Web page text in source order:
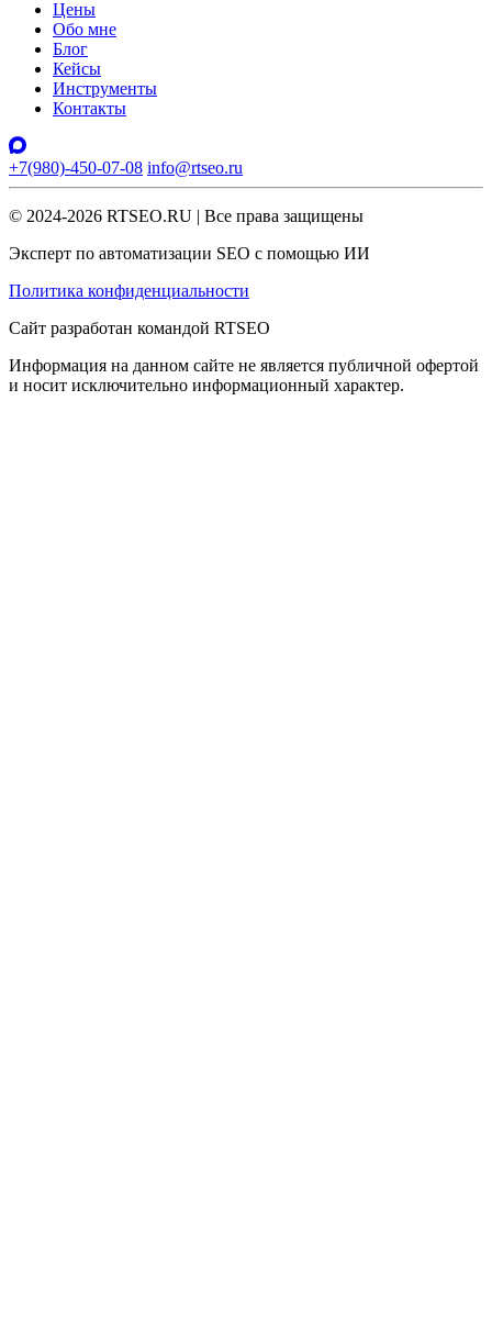
Цены
Обо мне
Блог
Кейсы
Инструменты
Контакты
+7(980)-450-07-08 info@rtseo.ru
© 2024-2026 RTSEO.RU | Все права защищены
Эксперт по автоматизации SEO с помощью ИИ
Политика конфиденциальности
Сайт разработан командой RTSEO
Информация на данном сайте не является публичной офертой
и носит исключительно информационный характер.